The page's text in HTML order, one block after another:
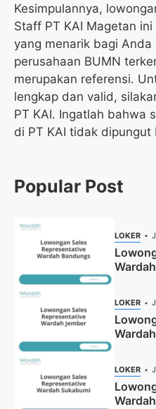
Kesimpulannya,
Staff PT KAI Magetan
yang menarik bagi
perusahaan BUMN
merupakan referensi.
lengkap dan valid,
PT KAI. Ingatlah bahwa
di PT KAI tidak dipungut
Popular Post
LOKER
LOKER
LOKER